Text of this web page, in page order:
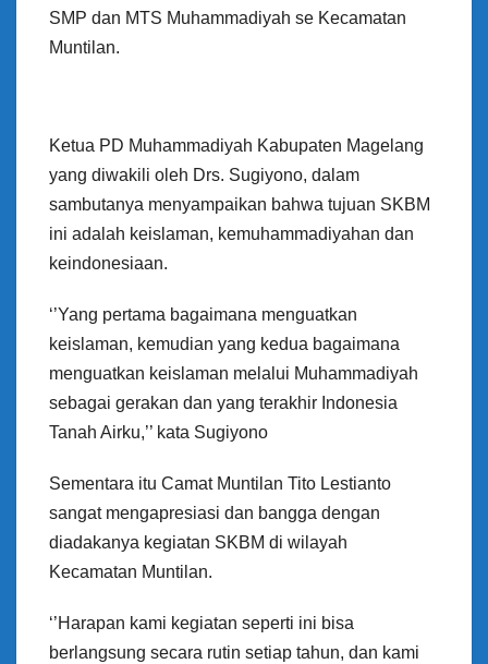
SMP dan MTS Muhammadiyah se Kecamatan
Muntilan.
Ketua PD Muhammadiyah Kabupaten Magelang
yang diwakili oleh Drs. Sugiyono, dalam
sambutanya menyampaikan bahwa tujuan SKBM
ini adalah keislaman, kemuhammadiyahan dan
keindonesiaan.
‘’Yang pertama bagaimana menguatkan
keislaman, kemudian yang kedua bagaimana
menguatkan keislaman melalui Muhammadiyah
sebagai gerakan dan yang terakhir Indonesia
Tanah Airku,’’ kata Sugiyono
Sementara itu Camat Muntilan Tito Lestianto
sangat mengapresiasi dan bangga dengan
diadakanya kegiatan SKBM di wilayah
Kecamatan Muntilan.
‘’Harapan kami kegiatan seperti ini bisa
berlangsung secara rutin setiap tahun, dan kami